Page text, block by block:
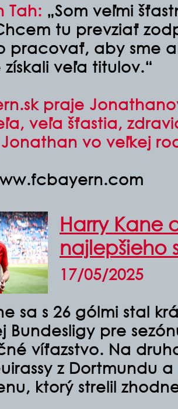
Tah: „Som veľmi
tu prevziať
pracovať, aby sme
veľa titulov.“
praje
veľa šťastia,
vo veľkej
Harry Kane
najlepšieho
17/05/2025
sa s 26 gólmi stal
Bundesligy pre
víťazstvo. Na
z Dortmundu
ktorý strelil